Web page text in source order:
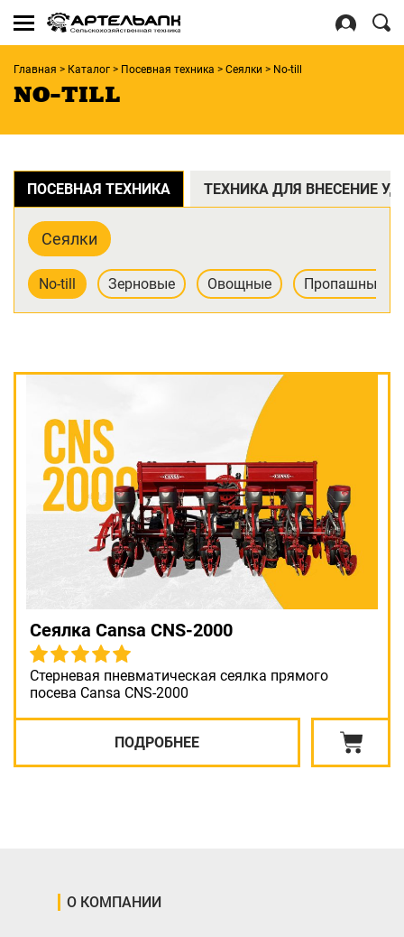
for:
Регистрация
Главная > Каталог > Посевная техника > Сеялки > No-till
NO-TILL
ПОСЕВНАЯ ТЕХНИКА ТЕХНИКА ДЛЯ ВНЕСЕНИЕ
Сеялки
No-till Зерновые Овощные Пропашные
Сеялка Cansa CNS-2000
Стерневая пневматическая сеялка прямого
посева Cansa CNS-2000
ПОДРОБНЕЕ
О КОМПАНИИ